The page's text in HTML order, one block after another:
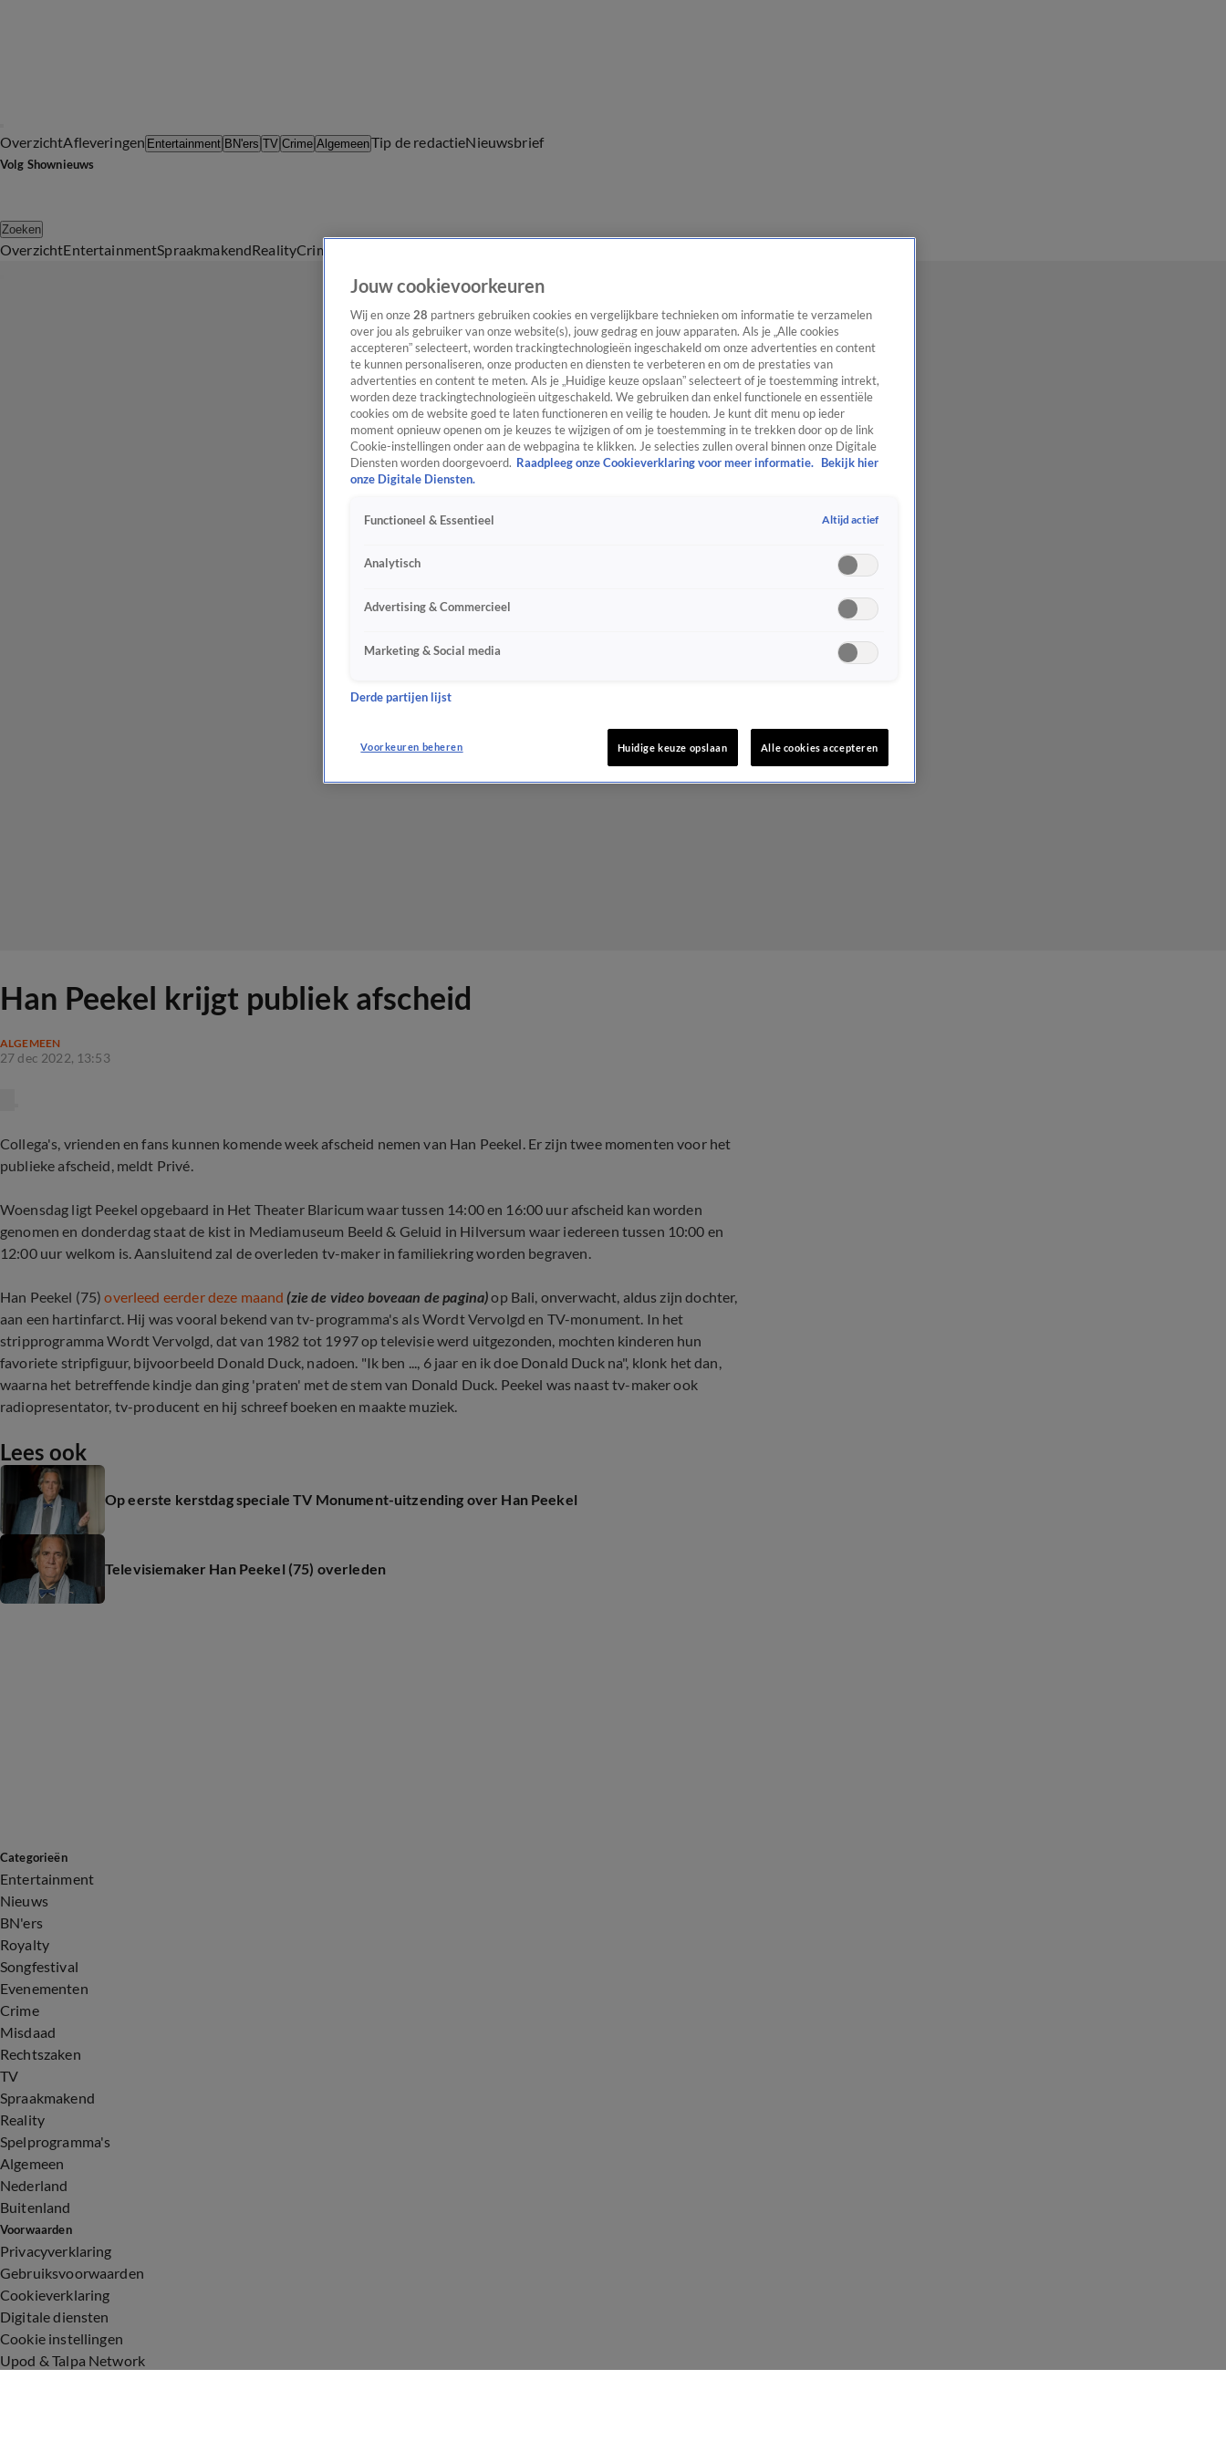
OverzichtAfleveringen Entertainment BN'ers TV Crime AlgemeenTip de redactieNieuwsbrief
Volg Shownieuws
Zoeken
OverzichtEntertainmentSpraakmakendRealityCrime
Han Peekel krijgt publiek afscheid
ALGEMEEN
27 dec 2022, 13:53
Collega's, vrienden en fans kunnen komende week afscheid nemen van Han Peekel. Er zijn twee momenten voor het
publieke afscheid, meldt Privé.
Woensdag ligt Peekel opgebaard in Het Theater Blaricum waar tussen 14:00 en 16:00 uur afscheid kan worden
genomen en donderdag staat de kist in Mediamuseum Beeld & Geluid in Hilversum waar iedereen tussen 10:00 en
12:00 uur welkom is. Aansluitend zal de overleden tv-maker in familiekring worden begraven.
Han Peekel (75) overleed eerder deze maand (zie de video boveaan de pagina)op Bali, onverwacht, aldus zijn dochter,
aan een hartinfarct. Hij was vooral bekend van tv-programma's als Wordt Vervolgd en TV-monument. In het
stripprogramma Wordt Vervolgd, dat van 1982 tot 1997 op televisie werd uitgezonden, mochten kinderen hun
favoriete stripfiguur, bijvoorbeeld Donald Duck, nadoen. "Ik ben ..., 6 jaar en ik doe Donald Duck na", klonk het dan,
waarna het betreffende kindje dan ging 'praten' met de stem van Donald Duck. Peekel was naast tv-maker ook
radiopresentator, tv-producent en hij schreef boeken en maakte muziek.
Lees ook
Op eerste kerstdag speciale TV Monument-uitzending over Han Peekel
Televisiemaker Han Peekel (75) overleden
Categorieën
Entertainment
Nieuws
BN'ers
Royalty
Songfestival
Evenementen
Crime
Misdaad
Rechtszaken
TV
Spraakmakend
Reality
Spelprogramma's
Algemeen
Nederland
Buitenland
Voorwaarden
Privacyverklaring
Gebruiksvoorwaarden
Cookieverklaring
Digitale diensten
Cookie instellingen
Upod & Talpa Network
Jouw cookievoorkeuren
Wij en onze 28 partners gebruiken cookies en vergelijkbare technieken om informatie te verzamelen
over jou als gebruiker van onze website(s), jouw gedrag en jouw apparaten. Als je „Alle cookies
accepteren” selecteert, worden trackingtechnologieën ingeschakeld om onze advertenties en content
te kunnen personaliseren, onze producten en diensten te verbeteren en om de prestaties van
advertenties en content te meten. Als je „Huidige keuze opslaan” selecteert of je toestemming intrekt,
worden deze trackingtechnologieën uitgeschakeld. We gebruiken dan enkel functionele en essentiële
cookies om de website goed te laten functioneren en veilig te houden. Je kunt dit menu op ieder
moment opnieuw openen om je keuzes te wijzigen of om je toestemming in te trekken door op de link
Cookie-instellingen onder aan de webpagina te klikken. Je selecties zullen overal binnen onze Digitale
Diensten worden doorgevoerd. Raadpleeg onze Cookieverklaring voor meer informatie.
Bekijk hier
onze Digitale Diensten.
Functioneel & Essentieel Altijd actief
Analytisch
Advertising & Commercieel
Marketing & Social media
Derde partijen lijst
Voorkeuren beheren Huidige keuze opslaan Alle cookies accepteren